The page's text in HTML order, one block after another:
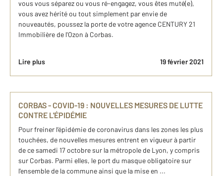
vous vous séparez ou vous ré-engagez, vous êtes muté(e),
vous avez hérité ou tout simplement par envie de
nouveautés, poussez la porte de votre agence CENTURY 21
Immobilière de l'Ozon à Corbas.
Lire plus 19 février 2021
CORBAS - COVID-19 : NOUVELLES MESURES DE LUTTE
CONTRE L'ÉPIDÉMIE
Pour freiner l’épidémie de coronavirus dans les zones les plus
touchées, de nouvelles mesures entrent en vigueur à partir
de ce samedi 17 octobre sur la métropole de Lyon, y compris
sur Corbas. Parmi elles, le port du masque obligatoire sur
l'ensemble de la commune ainsi que la mise en ...